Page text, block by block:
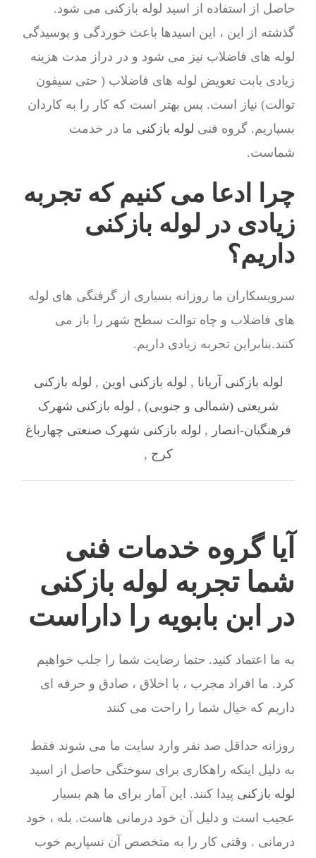
حاصل از استفاده از اسید لوله بازکنی می شود.
گذشته از این ، این اسیدها باعث خوردگی و پوسیدگی
لوله های فاضلاب نیز می شود و در دراز مدت هزینه
زیادی بابت تعویض لوله های فاضلاب ( حتی سیفون
توالت) نیاز است. پس بهتر است که کار را به کاردان
بسپاریم. گروه فنی لوله بازکنی ما در خدمت
شماست.
چرا ادعا می کنیم که تجربه
زیادی در لوله بازکنی
داریم؟
سرویسکاران ما روزانه بسیاری از گرفتگی های لوله
های فاضلاب و چاه توالت سطح شهر را باز می
کنند.بنابراین تجربه زیادی داریم.
لوله بازکنی آریانا , لوله بازکنی اوین , لوله بازکنی
شریعتی (شمالی و جنوبی) , لوله بازکنی شهرک
فرهنگیان-انصار , لوله بازکنی شهرک صنعتی چهارباغ
کرج ,
آیا گروه خدمات فنی
شما تجربه لوله بازکنی
در ابن بابویه را داراست
به ما اعتماد کنید. حتما رضایت شما را جلب خواهیم
کرد. ما افراد مجرب ، با اخلاق ، صادق و حرفه ای
داریم که خیال شما را راحت می کنند
روزانه حداقل صد نفر وارد سایت ما می شوند فقط
به دلیل اینکه راهکاری برای سوختگی حاصل از اسید
لوله بازکنی پیدا کنند. این آمار برای ما هم بسیار
عجیب است و دلیل آن خود درمانی هاست. بله ، خود
درمانی . وقتی کار را به متخصص آن نسپاریم خوب